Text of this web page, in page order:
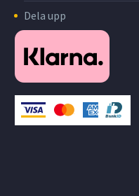
Dela upp